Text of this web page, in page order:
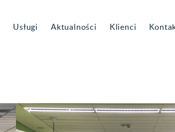
Usługi Aktualności Klienci